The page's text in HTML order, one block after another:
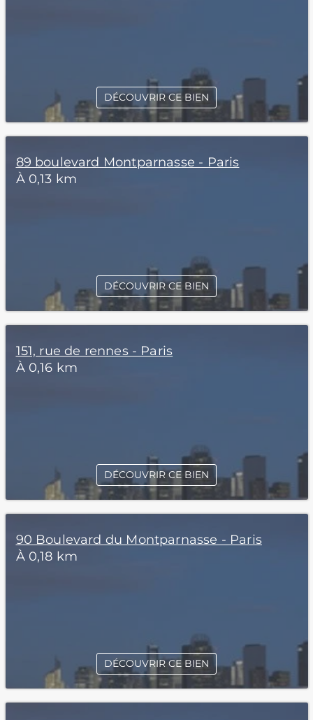
DÉCOUVRIR CE BIEN
89 boulevard Montparnasse - Paris
À 0,13 km
DÉCOUVRIR CE BIEN
151, rue de rennes - Paris
À 0,16 km
DÉCOUVRIR CE BIEN
90 Boulevard du Montparnasse - Paris
À 0,18 km
DÉCOUVRIR CE BIEN